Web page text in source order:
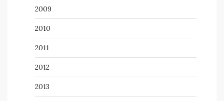
2009
2010
2011
2012
2013